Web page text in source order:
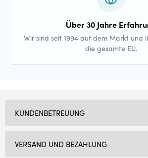
Über 30 Jahre
Wir sind seit 1994 auf dem Markt und
die gesamte EU.
KUNDENBETREUUNG
VERSAND UND BEZAHLUNG